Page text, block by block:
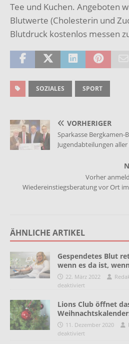
Tee und Kuchen. Angeboten
Blutwerte (Cholesterin und
Blutdruck kostenlos messen
SOZIALES SPORT
VORHERIGER
Sparkasse
Jugendabteilungen
Vorher
Wiedereinstiegsberatung vor Ort
ÄHNLICHE ARTIKEL
Gespendetes Blut
wenn es da ist,
22. März 2022
deaktiviert
Lions Club öffnet
11. Dezember 2020
deaktiviert